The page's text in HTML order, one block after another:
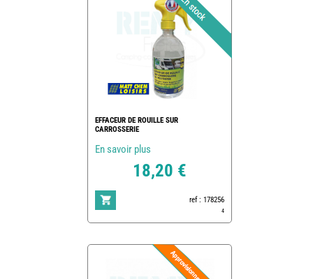
EFFACEUR DE ROUILLE SUR
CARROSSERIE
En savoir plus
18,20 €
ref : 178256
4